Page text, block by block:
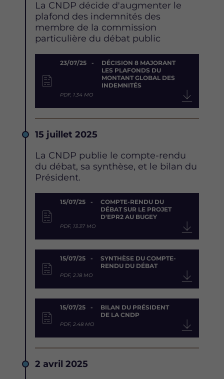
Description
La CNDP décide d'augmenter le
plafond des indemnités des
membre de la commission
particulière du débat public
Document
23/07/25
DÉCISION 8 MAJORANT
LES PLAFONDS DU
MONTANT GLOBAL DES
INDEMNITÉS
PDF, 1.34 MO
Date
15 juillet 2025
Description
La CNDP publie le compte-rendu
du débat, sa synthèse, et le bilan du
Président.
Document
15/07/25
COMPTE-RENDU DU
DÉBAT SUR LE PROJET
D'EPR2 AU BUGEY
PDF, 13.37 MO
15/07/25
SYNTHÈSE DU COMPTE-
RENDU DU DÉBAT
PDF, 2.18 MO
15/07/25
BILAN DU PRÉSIDENT
DE LA CNDP
PDF, 2.48 MO
Date
2 avril 2025